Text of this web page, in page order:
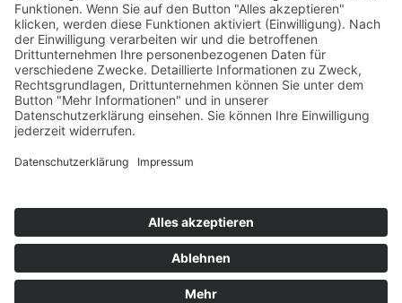
FÜR UNTERNEHMEN.
DATENSCHUTZERKLÄRUNG
BARRIEREFREIHEIT|COOKIE-EINSTELLUNGEN
Designed with❤️in Waldkirch